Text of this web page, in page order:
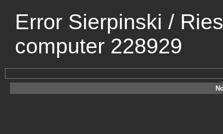
Error Sierpinski /
computer 228929